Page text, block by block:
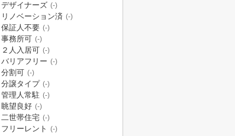
デザイナーズ (-)
リノベーション済 (-)
保証人不要 (-)
事務所可 (-)
２人入居可 (-)
バリアフリー (-)
分割可 (-)
分譲タイプ (-)
管理人常駐 (-)
眺望良好 (-)
二世帯住宅 (-)
フリーレント (-)